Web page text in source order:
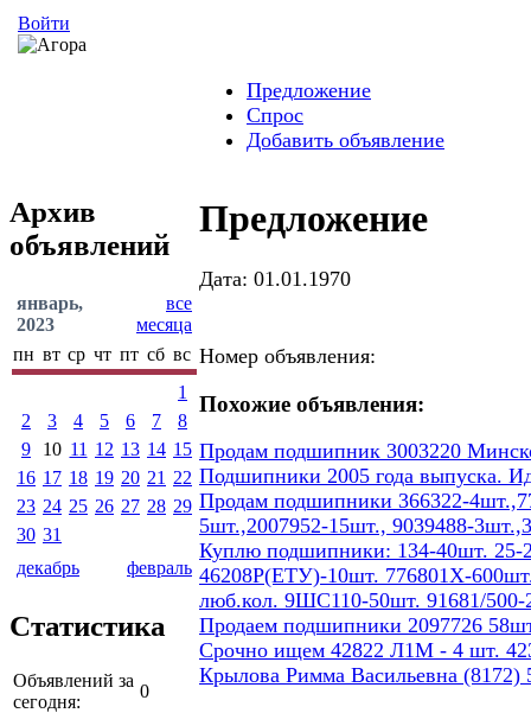
Войти
Предложение
Спрос
Добавить объявление
Архив
объявлений
январь,
2023
все
месяца
пн вт ср чт пт сб вс
1
2
3 4 5 6 7
8
9
10 11 12 13 14 15
16 17 18 19 20 21 22
23 24 25 26 27 28 29
30 31
декабрь
февраль
Статистика
Объявлений за
сегодня:
0
Предложение
Дата: 01.01.1970
Номер объявления:
Похожие объявления:
Продам подшипник 3003220
Подшипники 2005 года выпуска.
Продам подшипники 366322-
5шт.,2007952-15шт., 9039488-
Куплю подшипники: 134-40шт.
46208Р(ЕТУ)-10шт. 776801Х-
люб.кол. 9ШС110-50шт. 91681/500-
Продаем подшипники 2097726
Срочно ищем 42822 Л1М - 4 шт.
Крылова Римма Васильевна (8172)